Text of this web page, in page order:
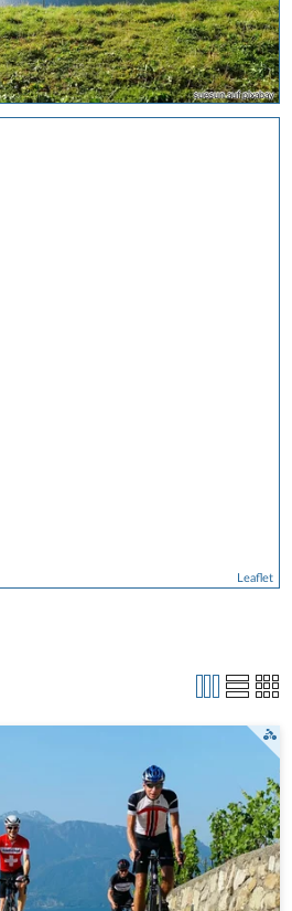
suesun auf pixabay
Leaflet